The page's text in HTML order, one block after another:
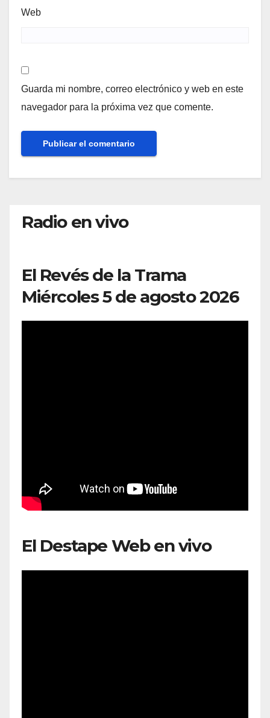
Web
Guarda mi nombre, correo electrónico y web en este
navegador para la próxima vez que comente.
Radio en vivo
El Revés de la Trama
Miércoles 5 de agosto 2026
El Destape Web en vivo